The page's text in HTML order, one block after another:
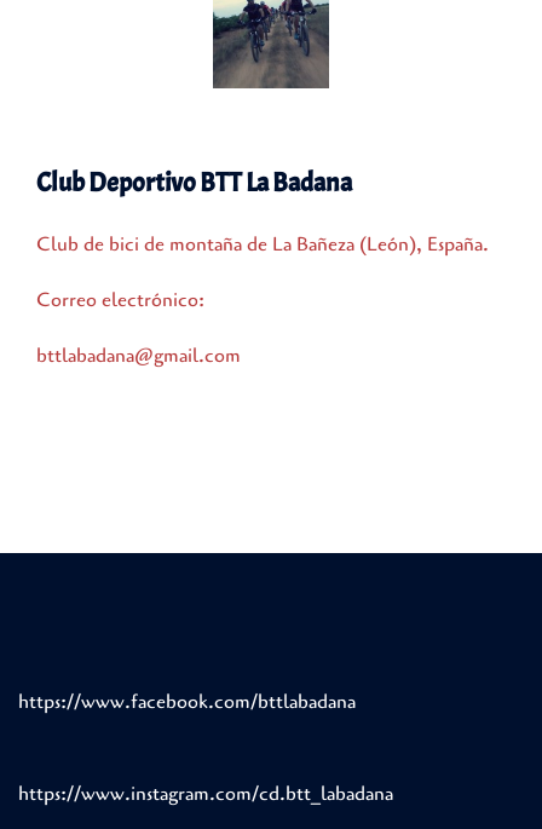
Club Deportivo BTT La Badana
Club de bici de montaña de La Bañeza (León), España.
Correo electrónico:
bttlabadana@gmail.com
https://www.facebook.com/bttlabadana
https://www.instagram.com/cd.btt_labadana